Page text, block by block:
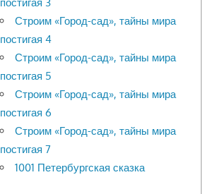
Строим «Город-сад», тайны мира
постигая 4
Строим «Город-сад», тайны мира
постигая 5
Строим «Город-сад», тайны мира
постигая 6
Строим «Город-сад», тайны мира
постигая 7
1001 Петербургская сказка